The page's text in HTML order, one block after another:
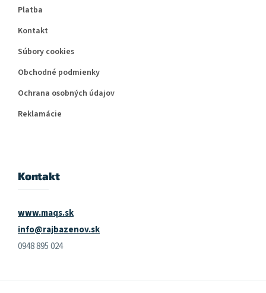
Platba
Kontakt
Súbory cookies
Obchodné podmienky
Ochrana osobných údajov
Reklamácie
Kontakt
www.maqs.sk
info@rajbazenov.sk
0948 895 024